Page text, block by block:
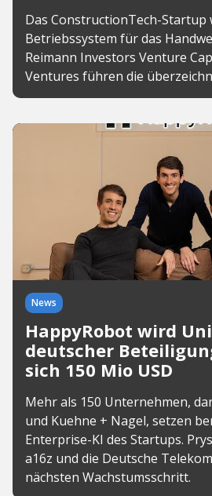
Das ConstructionTech-Startup
Betriebssystem für das
Reimann Investors Venture
Ventures führen die
News
HappyRobot wird
deutscher
sich 150 Mio USD
Mehr als 150 Unternehmen,
und Kuehne + Nagel, setzen
Enterprise-KI des Startups.
a16z und die Deutsche
nächsten Wachstumsschritt.